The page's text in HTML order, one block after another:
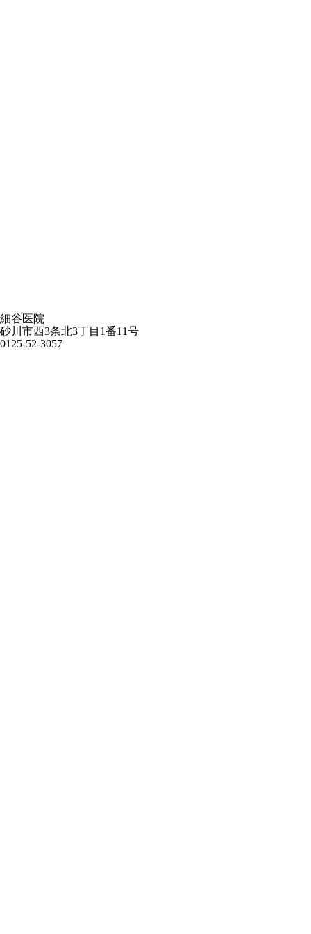
細谷医院
砂川市西3条北3丁目1番11号
0125-52-3057